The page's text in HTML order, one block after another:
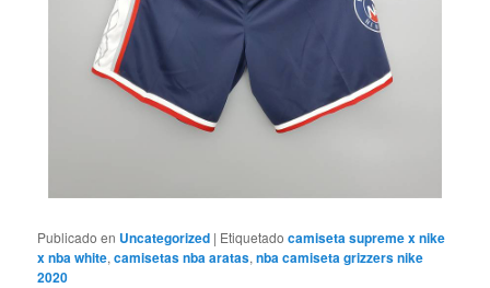
Publicado en Uncategorized | Etiquetado camiseta supreme x nike
x nba white,camisetas nba aratas,nba camiseta grizzers nike
2020